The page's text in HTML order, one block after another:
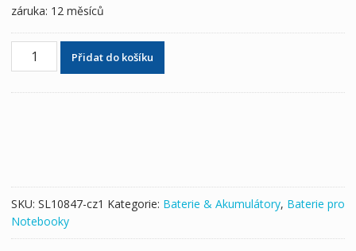
záruka: 12 měsíců
Originální
Přidat do košíku
SKU: SL10847-cz1 Kategorie: Baterie & Akumulátory, Baterie pro
Notebooky